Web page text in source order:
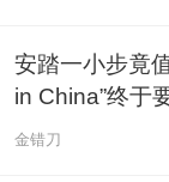
安踏一小步竟
in China”终于
了？
金错刀